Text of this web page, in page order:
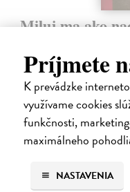
Príjmete
K prevádzke
využívame cookies
funkčnosti,
maximálneho
NASTAVENIA
Miluj ma ako
HRANICA MEDZI
SLOVENSKÉHO
Miroslavovi Válkovi (1927
ľudskej situácie.
Na sklade
33,85 €